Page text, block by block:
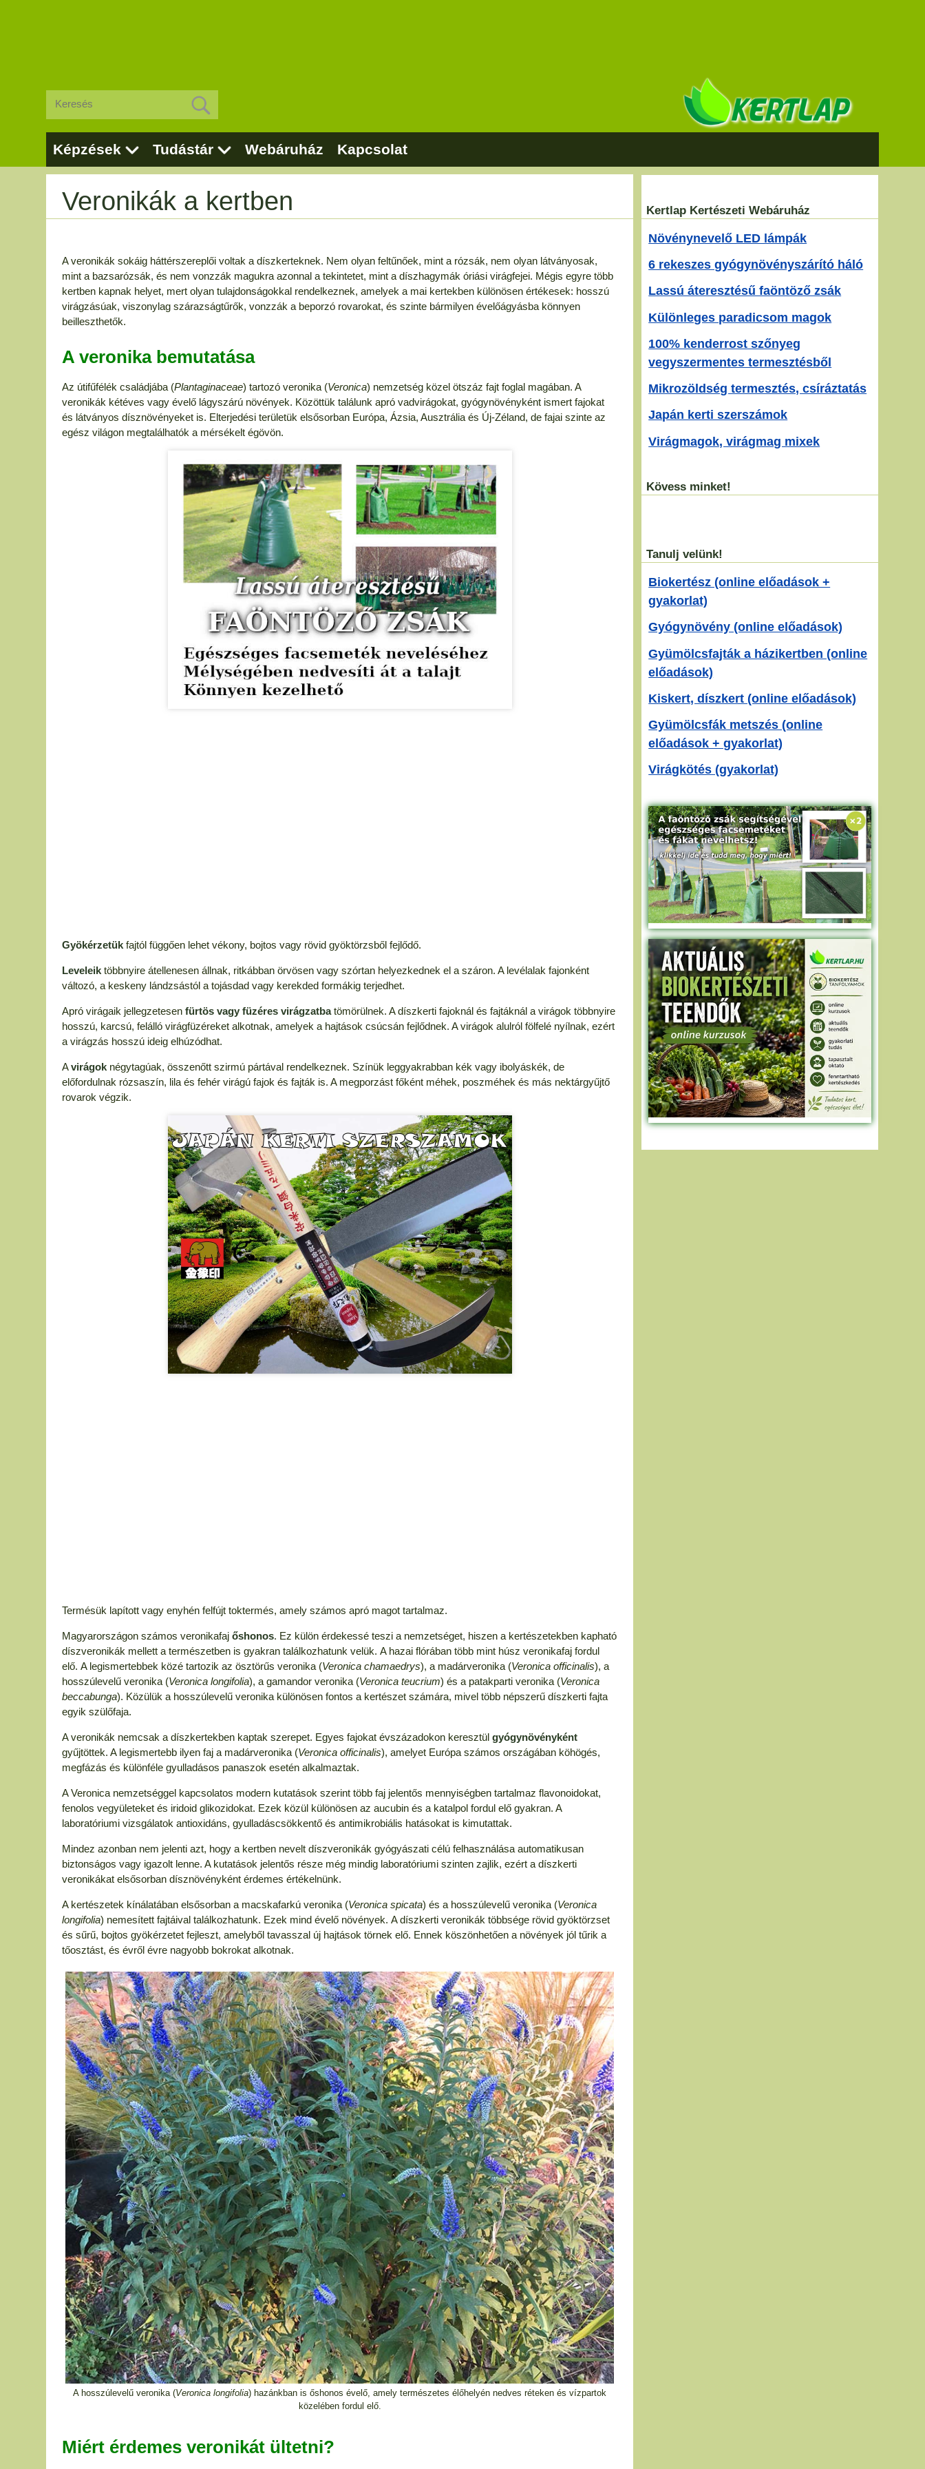
Képzések Tudástár Webáruház Kapcsolat
Veronikák a kertben
A veronikák sokáig háttérszereplői voltak a díszkerteknek. Nem olyan feltűnőek, mint a rózsák, nem olyan látványosak,
mint a bazsarózsák, és nem vonzzák magukra azonnal a tekintetet, mint a díszhagymák óriási virágfejei. Mégis egyre több
kertben kapnak helyet, mert olyan tulajdonságokkal rendelkeznek, amelyek a mai kertekben különösen értékesek: hosszú
virágzásúak, viszonylag szárazságtűrők, vonzzák a beporzó rovarokat, és szinte bármilyen évelőágyásba könnyen
beilleszthetők.
A veronika bemutatása
Az útifűfélék családjába (Plantaginaceae) tartozó veronika (Veronica) nemzetség közel ötszáz fajt foglal magában. A
veronikák kétéves vagy évelő lágyszárú növények. Közöttük találunk apró vadvirágokat, gyógynövényként ismert fajokat
és látványos dísznövényeket is. Elterjedési területük elsősorban Európa, Ázsia, Ausztrália és Új-Zéland, de fajai szinte az
egész világon megtalálhatók a mérsékelt égövön.
Gyökérzetükfajtól függően lehet vékony, bojtos vagy rövid gyöktörzsből fejlődő.
Leveleiktöbbnyire átellenesen állnak, ritkábban örvösen vagy szórtan helyezkednek el a száron. A levélalak fajonként
változó, a keskeny lándzsástól a tojásdad vagy kerekded formákig terjedhet.
Apró virágaik jellegzetesen fürtös vagy füzéres virágzatbatömörülnek. A díszkerti fajoknál és fajtáknál a virágok többnyire
hosszú, karcsú, felálló virágfüzéreket alkotnak, amelyek a hajtások csúcsán fejlődnek. A virágok alulról fölfelé nyílnak, ezért
a virágzás hosszú ideig elhúzódhat.
Avirágoknégytagúak, összenőtt szirmú pártával rendelkeznek. Színük leggyakrabban kék vagy ibolyáskék, de
előfordulnak rózsaszín, lila és fehér virágú fajok és fajták is. A megporzást főként méhek, poszméhek és más nektárgyűjtő
rovarok végzik.
Termésük lapított vagy enyhén felfújt toktermés, amely számos apró magot tartalmaz.
Magyarországon számos veronikafaj őshonos. Ez külön érdekessé teszi a nemzetséget, hiszen a kertészetekben kapható
díszveronikák mellett a természetben is gyakran találkozhatunk velük. A hazai flórában több mint húsz veronikafaj fordul
elő. A legismertebbek közé tartozik az ösztörűs veronika (Veronica chamaedrys), a madárveronika (Veronica officinalis), a
hosszúlevelű veronika (Veronica longifolia), a gamandor veronika (Veronica teucrium) és a patakparti veronika (Veronica
beccabunga). Közülük a hosszúlevelű veronika különösen fontos a kertészet számára, mivel több népszerű díszkerti fajta
egyik szülőfaja.
A veronikák nemcsak a díszkertekben kaptak szerepet. Egyes fajokat évszázadokon keresztül gyógynövényként
gyűjtöttek. A legismertebb ilyen faj a madárveronika (Veronica officinalis), amelyet Európa számos országában köhögés,
megfázás és különféle gyulladásos panaszok esetén alkalmaztak.
A Veronica nemzetséggel kapcsolatos modern kutatások szerint több faj jelentős mennyiségben tartalmaz flavonoidokat,
fenolos vegyületeket és iridoid glikozidokat. Ezek közül különösen az aucubin és a katalpol fordul elő gyakran. A
laboratóriumi vizsgálatok antioxidáns, gyulladáscsökkentő és antimikrobiális hatásokat is kimutattak.
Mindez azonban nem jelenti azt, hogy a kertben nevelt díszveronikák gyógyászati célú felhasználása automatikusan
biztonságos vagy igazolt lenne. A kutatások jelentős része még mindig laboratóriumi szinten zajlik, ezért a díszkerti
veronikákat elsősorban dísznövényként érdemes értékelnünk.
A kertészetek kínálatában elsősorban a macskafarkú veronika (Veronica spicata) és a hosszúlevelű veronika (Veronica
longifolia) nemesített fajtáival találkozhatunk. Ezek mind évelő növények. A díszkerti veronikák többsége rövid gyöktörzset
és sűrű, bojtos gyökérzetet fejleszt, amelyből tavasszal új hajtások törnek elő. Ennek köszönhetően a növények jól tűrik a
tőosztást, és évről évre nagyobb bokrokat alkotnak.
A hosszúlevelű veronika (Veronica longifolia) hazánkban is őshonos évelő, amely természetes élőhelyén nedves réteken és vízpartok
közelében fordul elő.
Miért érdemes veronikát ültetni?
Kertlap Kertészeti Webáruház
Növénynevelő LED lámpák
6 rekeszes gyógynövényszárító háló
Lassú áteresztésű faöntöző zsák
Különleges paradicsom magok
100% kenderrost szőnyeg
vegyszermentes termesztésből
Mikrozöldség termesztés, csíráztatás
Japán kerti szerszámok
Virágmagok, virágmag mixek
Kövess minket!
Tanulj velünk!
Biokertész (online előadások +
gyakorlat)
Gyógynövény (online előadások)
Gyümölcsfajták a házikertben (online
előadások)
Kiskert, díszkert (online előadások)
Gyümölcsfák metszés (online
előadások + gyakorlat)
Virágkötés (gyakorlat)